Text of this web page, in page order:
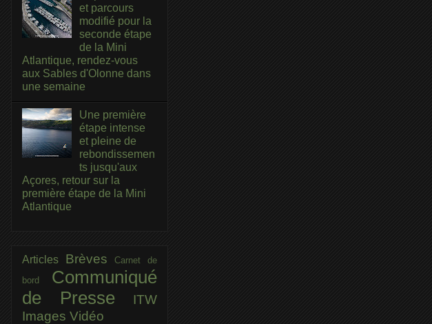
et parcours
modifié pour la
seconde étape
de la Mini
Atlantique, rendez-vous
aux Sables d'Olonne dans
une semaine
Une première
étape intense
et pleine de
rebondissemen
ts jusqu'aux
Açores, retour sur la
première étape de la Mini
Atlantique
Articles BrèvesCarnet de
bord Communiqué
de Presse
ITW
Images Vidéo